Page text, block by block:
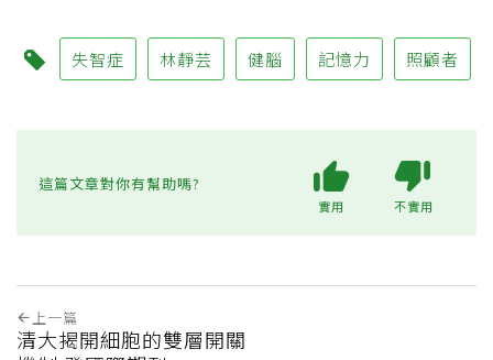
失智症 林靜芸 健腦 記憶力 照顧者
這篇文章對你有幫助嗎?
實用 不實用
上一篇
清大揭開細胞的雙層開關